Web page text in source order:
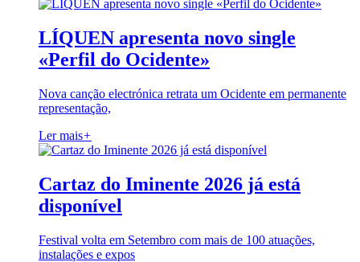
LÍQUEN apresenta novo single
«Perfil do Ocidente»
Nova canção electrónica retrata um Ocidente em permanente
representação,
Ler mais+
Cartaz do Iminente 2026 já está
disponível
Festival volta em Setembro com mais de 100 atuações,
instalações e expos